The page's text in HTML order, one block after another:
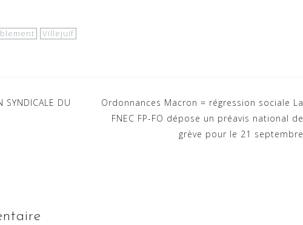
Villejuif
SYNDICALE DU
Ordonnances Macron = régression sociale La
FNEC FP-FO dépose un préavis national de
grève pour le 21 septembre